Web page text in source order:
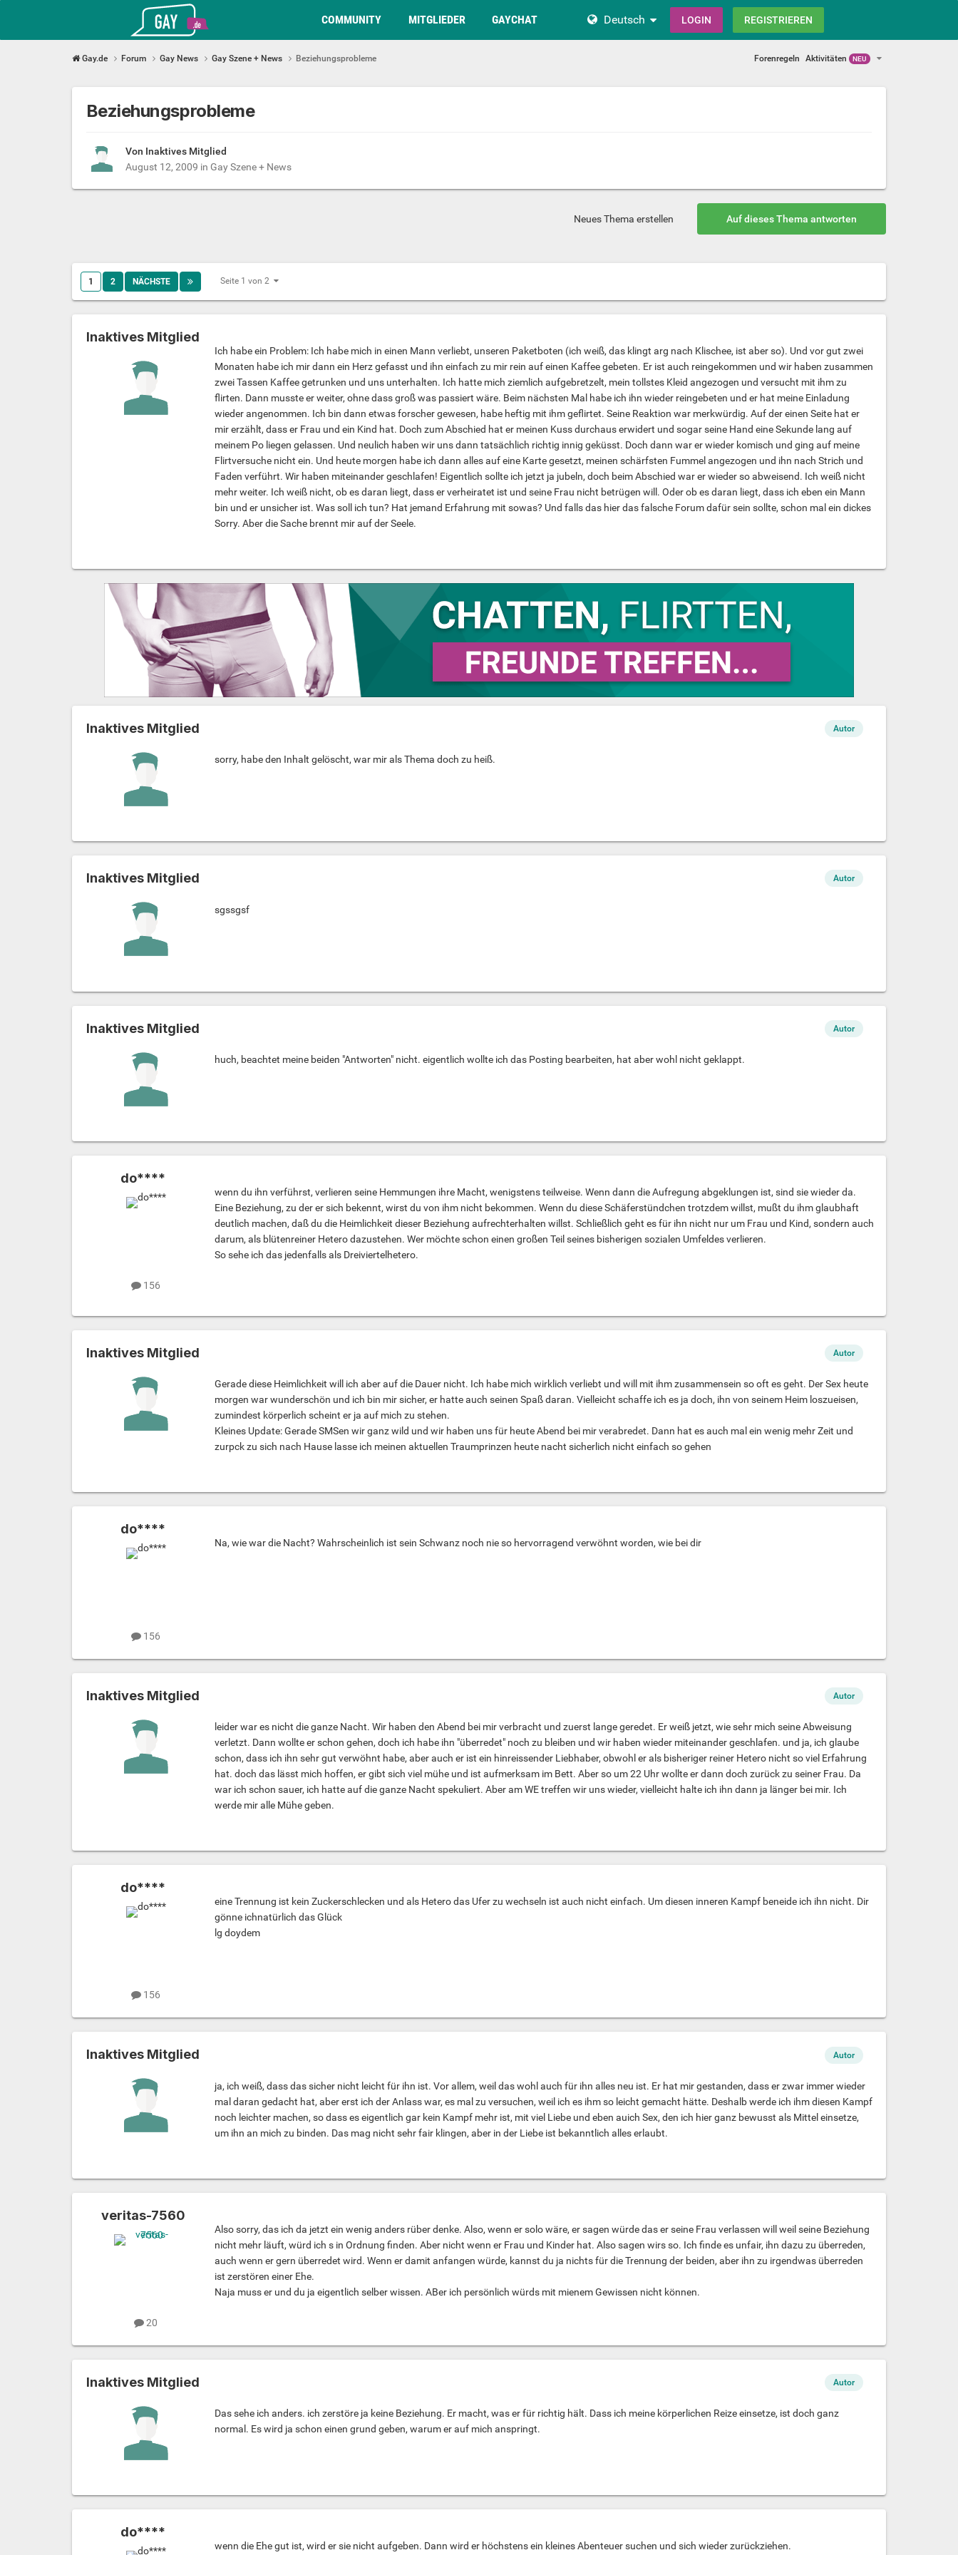
COMMUNITY MITGLIEDER GAYCHAT Deutsch LOGIN REGISTRIEREN
Forenregeln Aktivitäten NEU
Gay.de Forum Gay News Gay Szene + News Beziehungsprobleme
Beziehungsprobleme
Von Inaktives Mitglied
August 12, 2009 in Gay Szene + News
Auf dieses Thema antworten
Neues Thema erstellen
1 2 NÄCHSTE Seite 1 von 2
Inaktives Mitglied
Ich habe ein Problem: Ich habe mich in einen Mann verliebt, unseren Paketboten (ich weiß, das klingt arg nach Klischee, ist aber so). Und vor gut zwei
Monaten habe ich mir dann ein Herz gefasst und ihn einfach zu mir rein auf einen Kaffee gebeten. Er ist auch reingekommen und wir haben zusammen
zwei Tassen Kaffee getrunken und uns unterhalten. Ich hatte mich ziemlich aufgebretzelt, mein tollstes Kleid angezogen und versucht mit ihm zu
flirten. Dann musste er weiter, ohne dass groß was passiert wäre. Beim nächsten Mal habe ich ihn wieder reingebeten und er hat meine Einladung
wieder angenommen. Ich bin dann etwas forscher gewesen, habe heftig mit ihm geflirtet. Seine Reaktion war merkwürdig. Auf der einen Seite hat er
mir erzählt, dass er Frau und ein Kind hat. Doch zum Abschied hat er meinen Kuss durchaus erwidert und sogar seine Hand eine Sekunde lang auf
meinem Po liegen gelassen. Und neulich haben wir uns dann tatsächlich richtig innig geküsst. Doch dann war er wieder komisch und ging auf meine
Flirtversuche nicht ein. Und heute morgen habe ich dann alles auf eine Karte gesetzt, meinen schärfsten Fummel angezogen und ihn nach Strich und
Faden verführt. Wir haben miteinander geschlafen! Eigentlich sollte ich jetzt ja jubeln, doch beim Abschied war er wieder so abweisend. Ich weiß nicht
mehr weiter. Ich weiß nicht, ob es daran liegt, dass er verheiratet ist und seine Frau nicht betrügen will. Oder ob es daran liegt, dass ich eben ein Mann
bin und er unsicher ist. Was soll ich tun? Hat jemand Erfahrung mit sowas? Und falls das hier das falsche Forum dafür sein sollte, schon mal ein dickes
Sorry. Aber die Sache brennt mir auf der Seele.
Inaktives Mitglied Autor
sorry, habe den Inhalt gelöscht, war mir als Thema doch zu heiß.
Inaktives Mitglied Autor
sgssgsf
Inaktives Mitglied Autor
huch, beachtet meine beiden "Antworten" nicht. eigentlich wollte ich das Posting bearbeiten, hat aber wohl nicht geklappt.
do****
156
wenn du ihn verführst, verlieren seine Hemmungen ihre Macht, wenigstens teilweise. Wenn dann die Aufregung abgeklungen ist, sind sie wieder da.
Eine Beziehung, zu der er sich bekennt, wirst du von ihm nicht bekommen. Wenn du diese Schäferstündchen trotzdem willst, mußt du ihm glaubhaft
deutlich machen, daß du die Heimlichkeit dieser Beziehung aufrechterhalten willst. Schließlich geht es für ihn nicht nur um Frau und Kind, sondern auch
darum, als blütenreiner Hetero dazustehen. Wer möchte schon einen großen Teil seines bisherigen sozialen Umfeldes verlieren.
So sehe ich das jedenfalls als Dreiviertelhetero.
Inaktives Mitglied Autor
Gerade diese Heimlichkeit will ich aber auf die Dauer nicht. Ich habe mich wirklich verliebt und will mit ihm zusammensein so oft es geht. Der Sex heute
morgen war wunderschön und ich bin mir sicher, er hatte auch seinen Spaß daran. Vielleicht schaffe ich es ja doch, ihn von seinem Heim loszueisen,
zumindest körperlich scheint er ja auf mich zu stehen.
Kleines Update: Gerade SMSen wir ganz wild und wir haben uns für heute Abend bei mir verabredet. Dann hat es auch mal ein wenig mehr Zeit und
zurpck zu sich nach Hause lasse ich meinen aktuellen Traumprinzen heute nacht sicherlich nicht einfach so gehen
do****
156
Na, wie war die Nacht? Wahrscheinlich ist sein Schwanz noch nie so hervorragend verwöhnt worden, wie bei dir
Inaktives Mitglied Autor
leider war es nicht die ganze Nacht. Wir haben den Abend bei mir verbracht und zuerst lange geredet. Er weiß jetzt, wie sehr mich seine Abweisung
verletzt. Dann wollte er schon gehen, doch ich habe ihn "überredet" noch zu bleiben und wir haben wieder miteinander geschlafen. und ja, ich glaube
schon, dass ich ihn sehr gut verwöhnt habe, aber auch er ist ein hinreissender Liebhaber, obwohl er als bisheriger reiner Hetero nicht so viel Erfahrung
hat. doch das lässt mich hoffen, er gibt sich viel mühe und ist aufmerksam im Bett. Aber so um 22 Uhr wollte er dann doch zurück zu seiner Frau. Da
war ich schon sauer, ich hatte auf die ganze Nacht spekuliert. Aber am WE treffen wir uns wieder, vielleicht halte ich ihn dann ja länger bei mir. Ich
werde mir alle Mühe geben.
do****
156
eine Trennung ist kein Zuckerschlecken und als Hetero das Ufer zu wechseln ist auch nicht einfach. Um diesen inneren Kampf beneide ich ihn nicht. Dir
gönne ichnatürlich das Glück
lg doydem
Inaktives Mitglied Autor
ja, ich weiß, dass das sicher nicht leicht für ihn ist. Vor allem, weil das wohl auch für ihn alles neu ist. Er hat mir gestanden, dass er zwar immer wieder
mal daran gedacht hat, aber erst ich der Anlass war, es mal zu versuchen, weil ich es ihm so leicht gemacht hätte. Deshalb werde ich ihm diesen Kampf
noch leichter machen, so dass es eigentlich gar kein Kampf mehr ist, mit viel Liebe und eben auich Sex, den ich hier ganz bewusst als Mittel einsetze,
um ihn an mich zu binden. Das mag nicht sehr fair klingen, aber in der Liebe ist bekanntlich alles erlaubt.
veritas-7560
20
Also sorry, das ich da jetzt ein wenig anders rüber denke. Also, wenn er solo wäre, er sagen würde das er seine Frau verlassen will weil seine Beziehung
nicht mehr läuft, würd ich s in Ordnung finden. Aber nicht wenn er Frau und Kinder hat. Also sagen wirs so. Ich finde es unfair, ihn dazu zu überreden,
auch wenn er gern überredet wird. Wenn er damit anfangen würde, kannst du ja nichts für die Trennung der beiden, aber ihn zu irgendwas überreden
ist zerstören einer Ehe.
Naja muss er und du ja eigentlich selber wissen. ABer ich persönlich würds mit mienem Gewissen nicht können.
Inaktives Mitglied Autor
Das sehe ich anders. ich zerstöre ja keine Beziehung. Er macht, was er für richtig hält. Dass ich meine körperlichen Reize einsetze, ist doch ganz
normal. Es wird ja schon einen grund geben, warum er auf mich anspringt.
do****
wenn die Ehe gut ist, wird er sie nicht aufgeben. Dann wird er höchstens ein kleines Abenteuer suchen und sich wieder zurückziehen.